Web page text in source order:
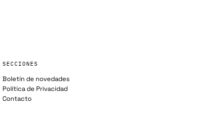
SECCIONES
Boletín de novedades
Política de Privacidad
Contacto